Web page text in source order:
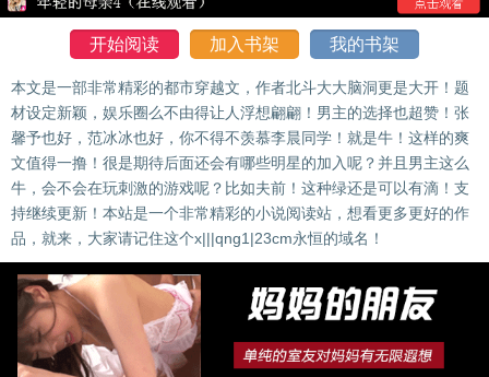
开始阅读 加入书架 我的书架
本文是一部非常精彩的都市穿越文，作者北斗大大脑洞更是大开！题
材设定新颖，娱乐圈么不由得让人浮想翩翩！男主的选择也超赞！张
馨予也好，范冰冰也好，你不得不羡慕李晨同学！就是牛！这样的爽
文值得一撸！很是期待后面还会有哪些明星的加入呢？并且男主这么
牛，会不会在玩刺激的游戏呢？比如夫前！这种绿还是可以有滴！支
持继续更新！本站是一个非常精彩的小说阅读站，想看更多更好的作
品，就来，大家请记住这个x|||qng1|23cm永恒的域名！